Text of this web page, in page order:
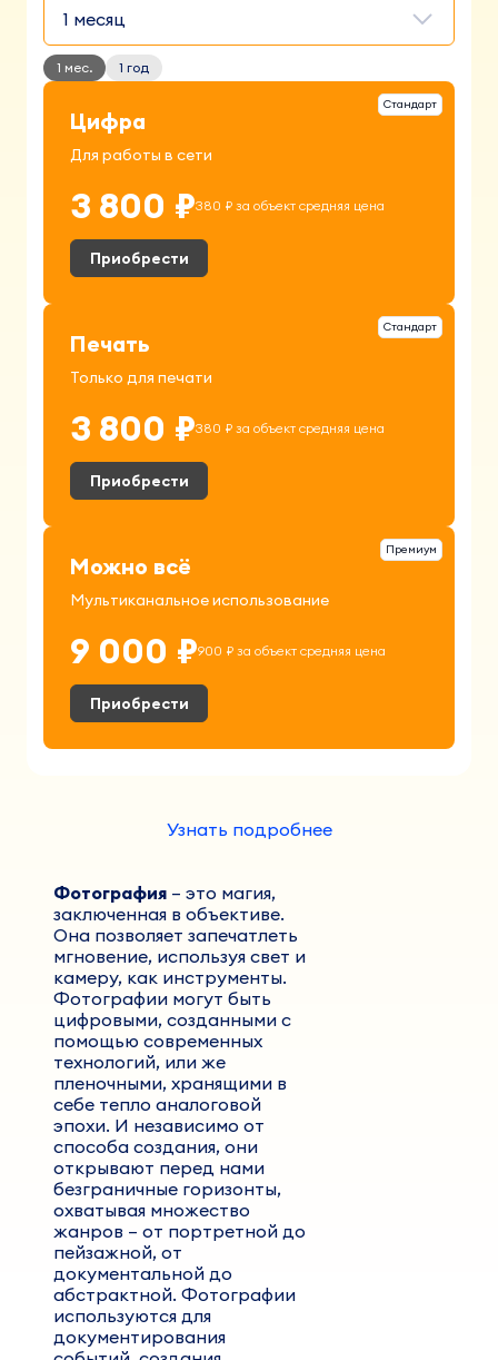
1 мес. 1 год
Стандарт
Цифра
Для работы в сети
3 800 ₽380 ₽ за объект средняя цена
Приобрести
Стандарт
Печать
Только для печати
3 800 ₽380 ₽ за объект средняя цена
Приобрести
Премиум
Можно всё
Мультиканальное использование
9 000 ₽900 ₽ за объект средняя цена
Приобрести
Узнать подробнее
Фотография – это магия,
заключенная в объективе.
Она позволяет запечатлеть
мгновение, используя свет и
камеру, как инструменты.
Фотографии могут быть
цифровыми, созданными с
помощью современных
технологий, или же
пленочными, хранящими в
себе тепло аналоговой
эпохи. И независимо от
способа создания, они
открывают перед нами
безграничные горизонты,
охватывая множество
жанров – от портретной до
пейзажной, от
документальной до
абстрактной. Фотографии
используются для
документирования